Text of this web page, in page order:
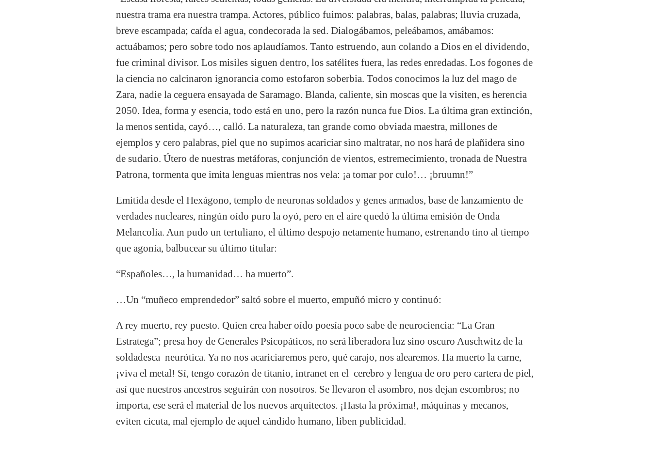
nuestra trama era nuestra trampa. Actores, público fuimos: palabras, balas, palabras; lluvia cruzada,
breve escampada; caída el agua, condecorada la sed. Dialogábamos, peleábamos, amábamos:
actuábamos; pero sobre todo nos aplaudíamos. Tanto estruendo, aun colando a Dios en el dividendo,
fue criminal divisor. Los misiles siguen dentro, los satélites fuera, las redes enredadas. Los fogones de
la ciencia no calcinaron ignorancia como estofaron soberbia. Todos conocimos la luz del mago de
Zara, nadie la ceguera ensayada de Saramago. Blanda, caliente, sin moscas que la visiten, es herencia
2050. Idea, forma y esencia, todo está en uno, pero la razón nunca fue Dios. La última gran extinción,
la menos sentida, cayó…, calló. La naturaleza, tan grande como obviada maestra, millones de
ejemplos y cero palabras, piel que no supimos acariciar sino maltratar, no nos hará de plañidera sino
de sudario. Útero de nuestras metáforas, conjunción de vientos, estremecimiento, tronada de Nuestra
Patrona, tormenta que imita lenguas mientras nos vela: ¡a tomar por culo!… ¡bruumn!”
Emitida desde el Hexágono, templo de neuronas soldados y genes armados, base de lanzamiento de
verdades nucleares, ningún oído puro la oyó, pero en el aire quedó la última emisión de Onda
Melancolía. Aun pudo un tertuliano, el último despojo netamente humano, estrenando tino al tiempo
que agonía, balbucear su último titular:
“Españoles…, la humanidad… ha muerto”.
…Un “muñeco emprendedor” saltó sobre el muerto, empuñó micro y continuó:
A rey muerto, rey puesto. Quien crea haber oído poesía poco sabe de neurociencia: “La Gran
Estratega”; presa hoy de Generales Psicopáticos, no será liberadora luz sino oscuro Auschwitz de la
soldadesca neurótica. Ya no nos acariciaremos pero, qué carajo, nos alearemos. Ha muerto la carne,
¡viva el metal! Sí, tengo corazón de titanio, intranet en el cerebro y lengua de oro pero cartera de piel,
así que nuestros ancestros seguirán con nosotros. Se llevaron el asombro, nos dejan escombros; no
importa, ese será el material de los nuevos arquitectos. ¡Hasta la próxima!, máquinas y mecanos,
eviten cicuta, mal ejemplo de aquel cándido humano, liben publicidad.